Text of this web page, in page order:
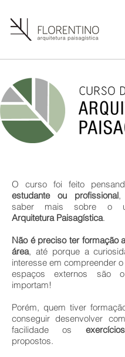
O curso foi feito
estudante ou profissional,
saber mais sobre o
Arquitetura Paisagística.
Não é preciso ter formação
área, até porque a
interesse em compreender
espaços externos são
importam!
Porém, quem tiver
conseguir desenvolver
facilidade os
propostos.